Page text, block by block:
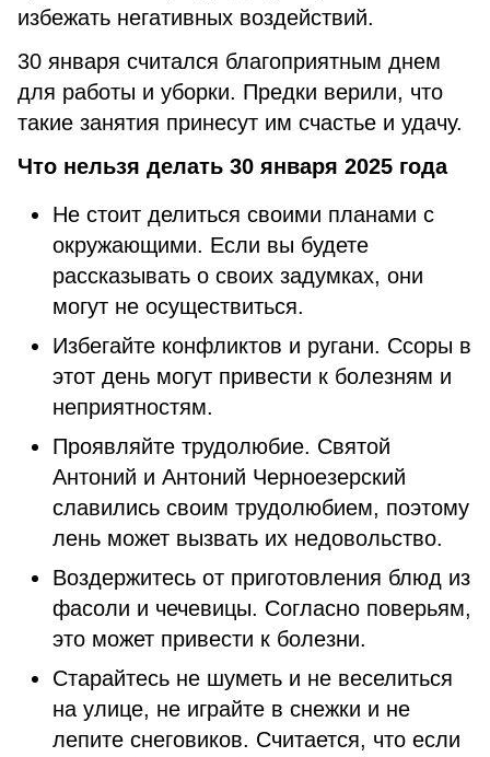
избежать негативных воздействий.
30 января считался благоприятным днем
для работы и уборки. Предки верили, что
такие занятия принесут им счастье и удачу.
Что нельзя делать 30 января 2025 года
Не стоит делиться своими планами с
окружающими. Если вы будете
рассказывать о своих задумках, они
могут не осуществиться.
Избегайте конфликтов и ругани. Ссоры в
этот день могут привести к болезням и
неприятностям.
Проявляйте трудолюбие. Святой
Антоний и Антоний Черноезерский
славились своим трудолюбием, поэтому
лень может вызвать их недовольство.
Воздержитесь от приготовления блюд из
фасоли и чечевицы. Согласно поверьям,
это может привести к болезни.
Старайтесь не шуметь и не веселиться
на улице, не играйте в снежки и не
лепите снеговиков. Считается, что если